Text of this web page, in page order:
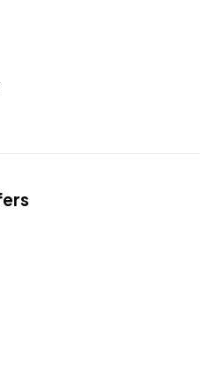
personale. 2° piano:
C’è un garage per 4 auto